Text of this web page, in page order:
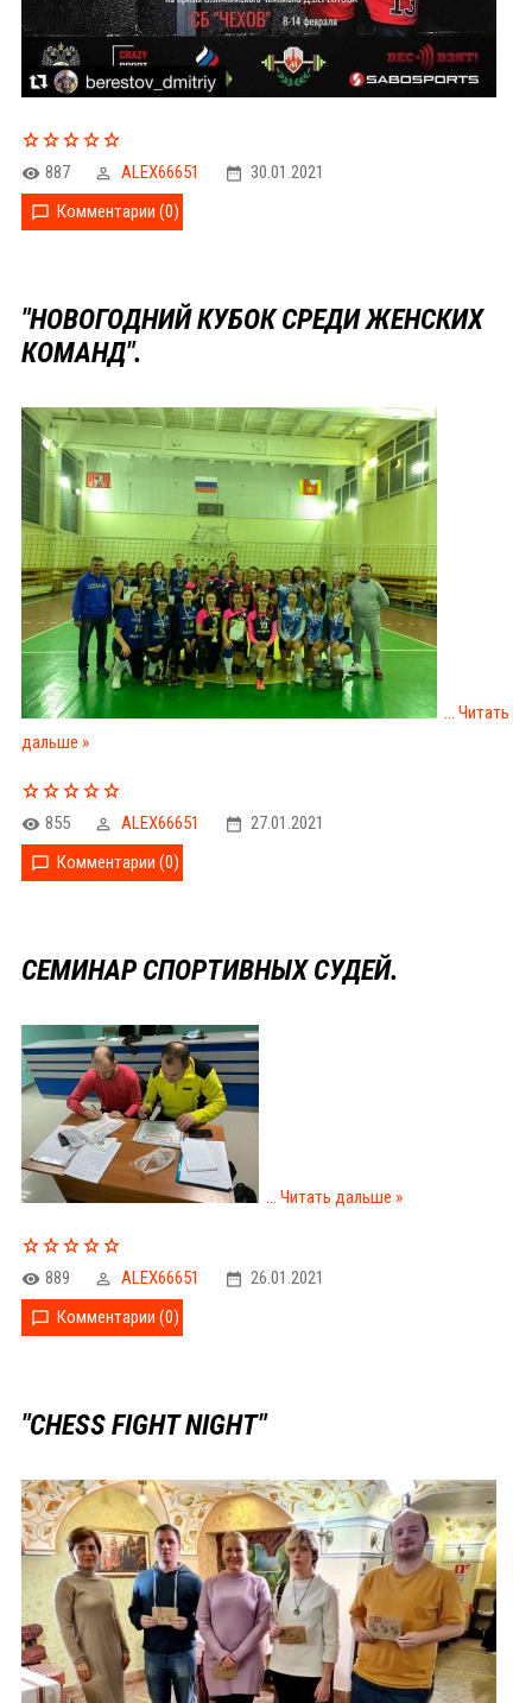
887 ALEX66651
30.01.2021
Комментарии (0)
"НОВОГОДНИЙ КУБОК СРЕДИ ЖЕНСКИХ
КОМАНД".
... Читать
дальше »
855 ALEX66651
27.01.2021
Комментарии (0)
СЕМИНАР СПОРТИВНЫХ СУДЕЙ.
... Читать дальше »
889 ALEX66651
26.01.2021
Комментарии (0)
"CHESS FIGHT NIGHT"